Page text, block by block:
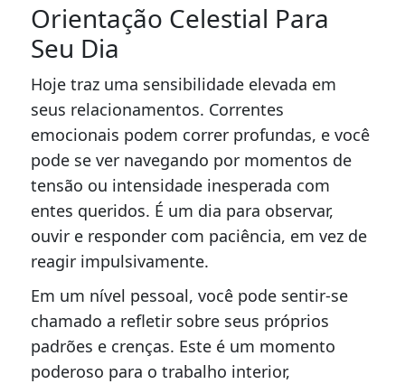
Orientação Celestial Para
Seu Dia
Hoje traz uma sensibilidade elevada em
seus relacionamentos. Correntes
emocionais podem correr profundas, e você
pode se ver navegando por momentos de
tensão ou intensidade inesperada com
entes queridos. É um dia para observar,
ouvir e responder com paciência, em vez de
reagir impulsivamente.
Em um nível pessoal, você pode sentir-se
chamado a refletir sobre seus próprios
padrões e crenças. Este é um momento
poderoso para o trabalho interior,